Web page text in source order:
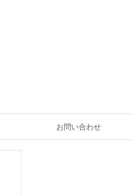
お問い合わせ